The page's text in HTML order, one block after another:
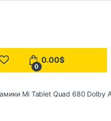
0
0.00$
Mi Tablet Quad 680